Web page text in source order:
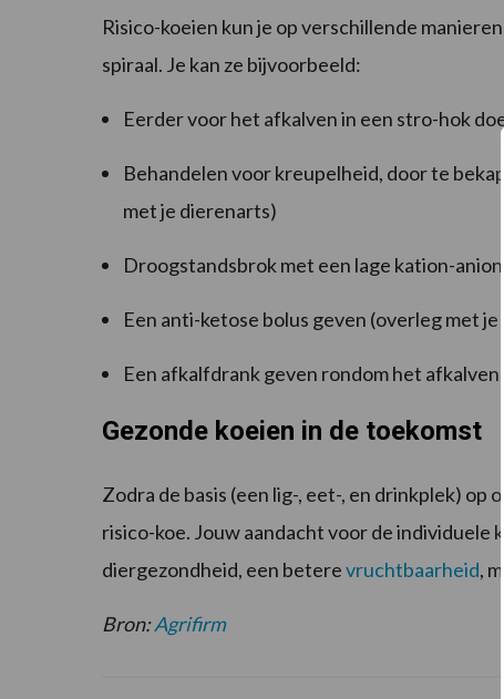
Risico-koeien kun je op verschillende
spiraal. Je kan ze bijvoorbeeld:
Eerder voor het afkalven in een stro-hok
Behandelen voor kreupelheid, door te
met je dierenarts)
Droogstandsbrok met een lage kation-
Een anti-ketose bolus geven (overleg met
Een afkalfdrank geven rondom het
Gezonde koeien in de toekomst
Zodra de basis (een lig-, eet-, en drinkplek)
risico-koe. Jouw aandacht voor de individuele
diergezondheid, een beterevruchtbaarheid,
Bron:Agrifirm